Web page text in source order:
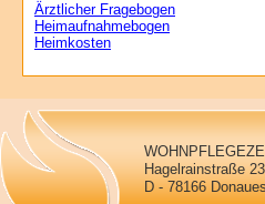
Ärztlicher Fragebogen
Heimaufnahmebogen
Heimkosten
Hagelrainstraße 23
D - 78166